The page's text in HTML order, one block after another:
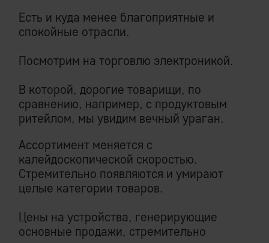
Есть и куда менее благоприятные и
спокойные отрасли.
Посмотрим на торговлю электроникой.
В которой, дорогие товарищи, по
сравнению, например, с продуктовым
ритейлом, мы увидим вечный ураган.
Ассортимент меняется с
калейдоскопической скоростью.
Стремительно появляются и умирают
целые категории товаров.
Цены на устройства, генерирующие
основные продажи, стремительно